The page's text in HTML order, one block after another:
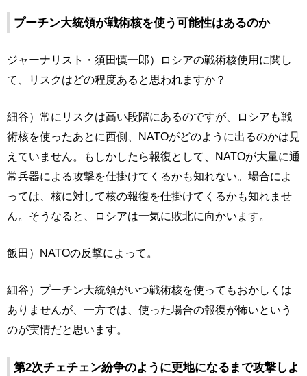
プーチン大統領が戦術核を使う可能性はあるのか
ジャーナリスト・須田慎一郎）ロシアの戦術核使用に関し
て、リスクはどの程度あると思われますか？
細谷）常にリスクは高い段階にあるのですが、ロシアも戦
術核を使ったあとに西側、NATOがどのように出るのかは見
えていません。もしかしたら報復として、NATOが大量に通
常兵器による攻撃を仕掛けてくるかも知れない。場合によ
っては、核に対して核の報復を仕掛けてくるかも知れませ
ん。そうなると、ロシアは一気に敗北に向かいます。
飯田）NATOの反撃によって。
細谷）プーチン大統領がいつ戦術核を使ってもおかしくは
ありませんが、一方では、使った場合の報復が怖いという
のが実情だと思います。
第2次チェチェン紛争のように更地になるまで攻撃しよ